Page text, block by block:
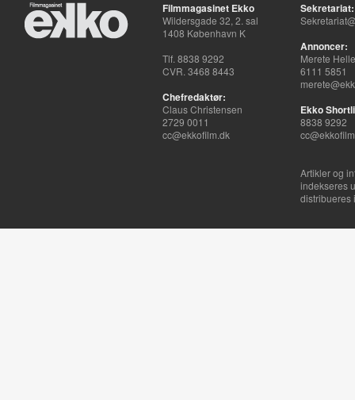
Filmmagasinet Ekko
Wildersgade 32, 2. sal
1408 København K
Tlf. 8838 9292
CVR. 3468 8443
Chefredaktør:
Claus Christensen
2729 0011
cc@ekkofilm.dk
Sekretariat:
Annoncer:
Merete
6111 5851
Ekko
8838 9292
Artikler og
indekseres
distribueres